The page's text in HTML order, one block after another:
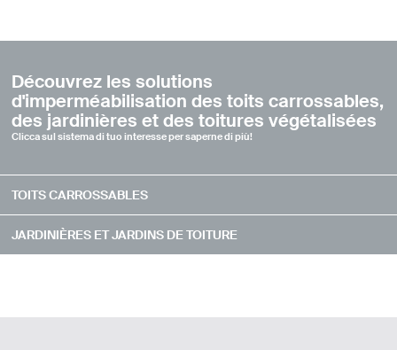
Découvrez les solutions
d'imperméabilisation des toits carrossables,
des jardinières et des toitures végétalisées
Clicca sul sistema di tuo interesse per saperne di più!
TOITS CARROSSABLES
JARDINIÈRES ET JARDINS DE TOITURE